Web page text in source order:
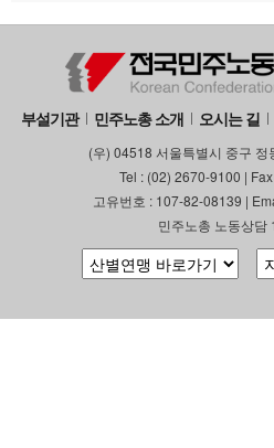
부설기관 민주노총 소개 오시는 길
(우) 04518 서울특별시 중구
Tel : (02) 2670-9100 |
고유번호 : 107-82-08139 |
민주노총 노동상담